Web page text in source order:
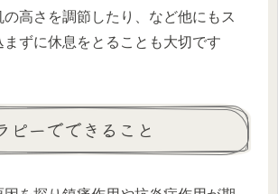
高さを調節したり、など他にもス
まずに休息をとることも大切です
ピーでできること